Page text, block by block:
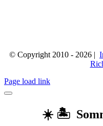
© Copyright 2010 - 2026 |
Page load link
☀️ 🏝️